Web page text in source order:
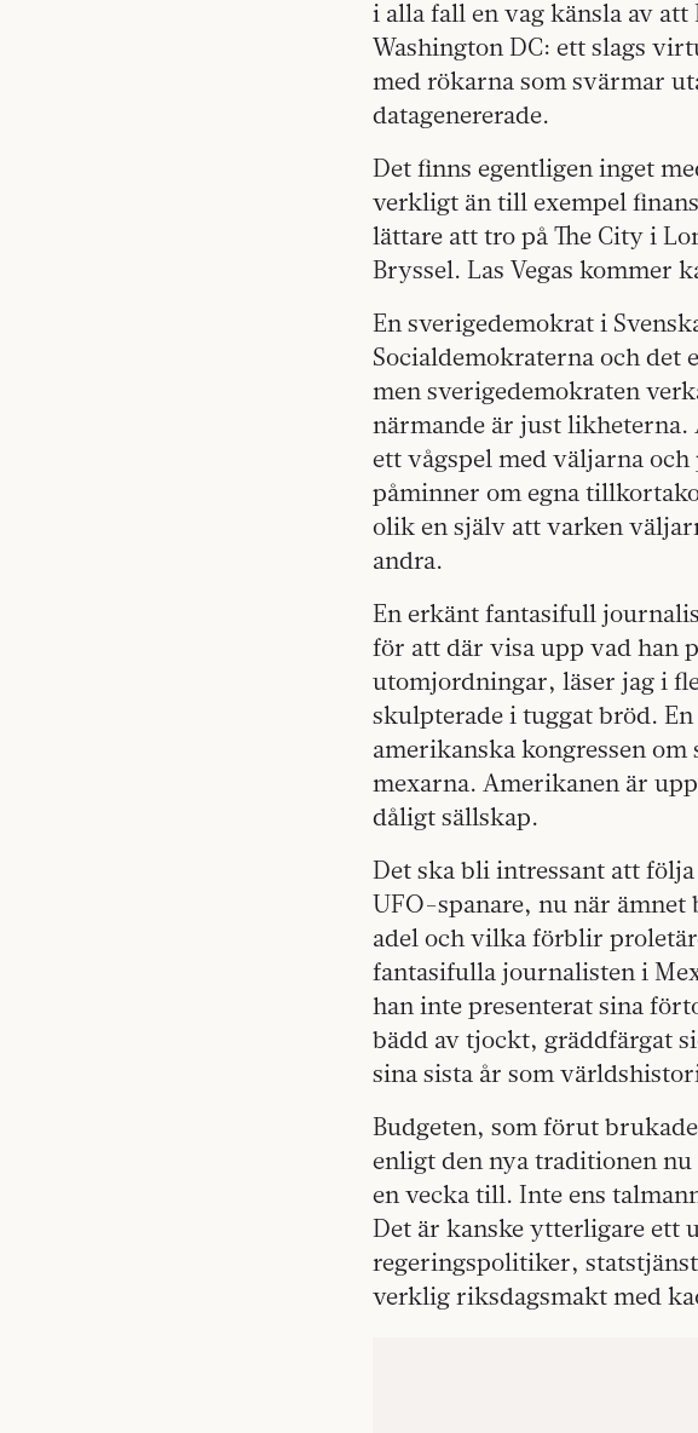
i alla fall en vag känsla av
Washington DC: ett slags
med rökarna som svärmar
datagenererade.
Det finns egentligen inget
verkligt än till exempel
lättare att tro på The City i
Bryssel. Las Vegas kommer
En sverigedemokrat i
Socialdemokraterna och det
men sverigedemokraten
närmande är just likheterna.
ett vågspel med väljarna
påminner om egna
olik en själv att varken
andra.
En erkänt fantasifull
för att där visa upp vad han
utomjordningar, läser jag i
skulpterade i tuggat bröd.
amerikanska kongressen
mexarna. Amerikanen är
dåligt sällskap.
Det ska bli intressant att
UFO-spanare, nu när
adel och vilka förblir
fantasifulla journalisten i
han inte presenterat sina
bädd av tjockt, gräddfärgat
sina sista år som
Budgeten, som förut
enligt den nya traditionen
en vecka till. Inte ens
Det är kanske ytterligare ett
regeringspolitiker,
verklig riksdagsmakt med